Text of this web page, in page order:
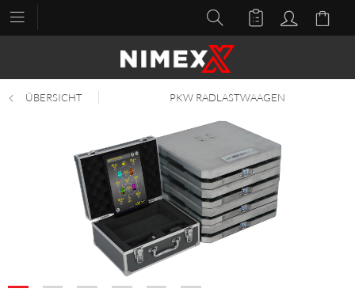
ÜBERSICHT PKW RADLASTWAAGEN